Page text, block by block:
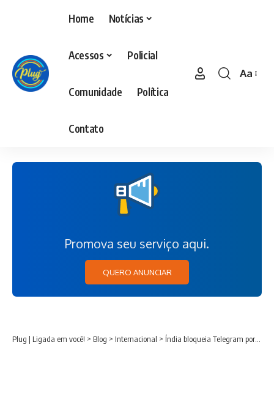
Home Notícias
Acessos Policial
Comunidade Política
Contato
Aa
Promova seu serviço aqui.
QUERO ANUNCIAR
Plug | Ligada em você! > Blog > Internacional > Índia bloqueia Telegram por suspeita de fraude